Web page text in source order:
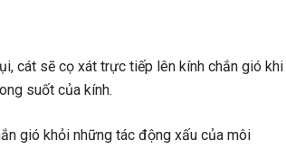
cát sẽ cọ xát trực tiếp lên kính chắn gió khi
suốt của kính.
gió khỏi những tác động xấu của môi